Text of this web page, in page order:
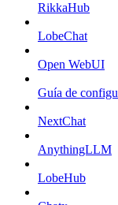
RikkaHub
LobeChat
Open WebUI
Guía de
NextChat
AnythingLLM
LobeHub